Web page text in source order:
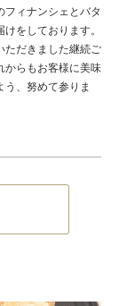
フィナンシェとバタ
をしております。
ただきました継続ご
からもお客様に美味
う、努めて参りま